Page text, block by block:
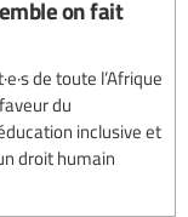
on fait
de toute l’Afrique
du
inclusive et
droit humain